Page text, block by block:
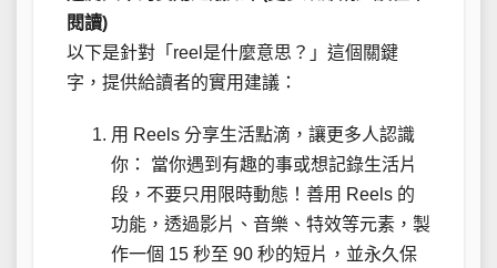
閱讀)
以下是針對「reel是什麼意思？」這個關鍵
字，提供給讀者的實用建議：
用 Reels 分享生活點滴，讓更多人認識
你： 當你遇到有趣的事或想記錄生活片
段，不要只用限時動態！善用 Reels 的
功能，透過影片、音樂、特效等元素，製
作一個 15 秒至 90 秒的短片，並永久保